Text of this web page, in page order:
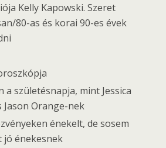
Kelly Kapowski. Szeret
80-as és korai 90-es évek
a születésnapja, mint Jessica
Jason Orange-nek
énekelt, de sosem
jó énekesnek